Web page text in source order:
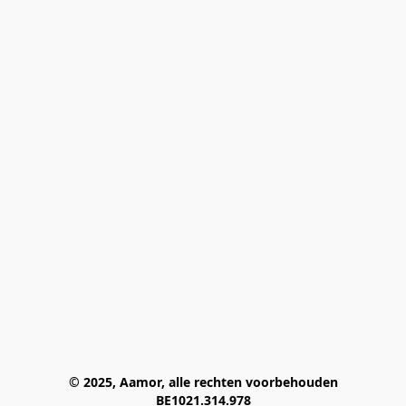
© 2025, Aamor, alle rechten voorbehouden
BE1021.314.978